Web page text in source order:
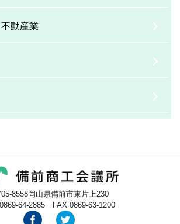
動産業
8558岡山県備前市東片上230
64-2885 FAX 0869-63-1200